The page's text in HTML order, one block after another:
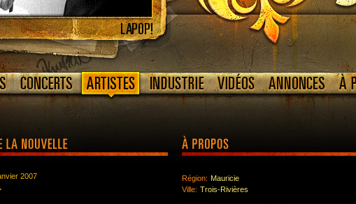
2007 Région: Mauricie
Ville: Trois-Rivières